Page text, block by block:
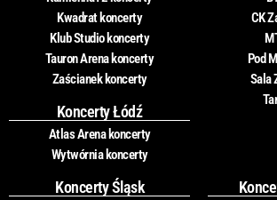
Kwadrat koncerty
Klub Studio koncerty
Tauron Arena koncerty
Zaścianek koncerty
Koncerty Łódź
Atlas Arena koncerty
Wytwórnia koncerty
CK
Pod
Sala
Koncerty Śląsk